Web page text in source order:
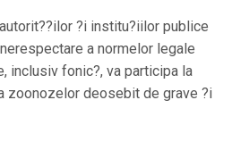
?i institu?iilor publice
a normelor legale
inclusiv fonic?, va participa la
zoonozelor deosebit de grave ?i